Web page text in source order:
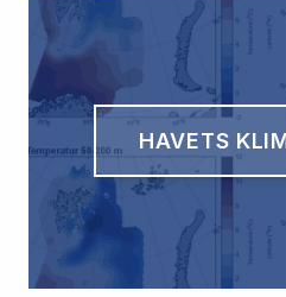
HAVETS